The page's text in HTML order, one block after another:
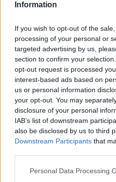
Information
If you wish to opt-out of the
processing of your personal or
targeted advertising by us,
section to confirm your
opt-out request is processed
interest-based ads based on
us or personal information
your opt-out. You may
disclosure of your personal
IAB’s list of downstream
also be disclosed by us to third
Downstream Participants that
Personal Data Processing
Ανώτερης
Κατάρτισης –
8 Αυγούστου
ΓΕΎΣΗ - ΨΥΧΑΓΩΓΊΑ
Δελιανά:
Ηλία
8 Αυγούστου
ΓΕΎΣΗ - ΨΥΧΑΓΩΓΊΑ
Kίσαμος:
Αντώνη
του στον